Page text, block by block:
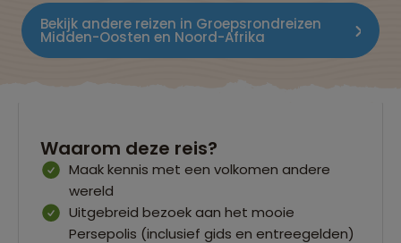
Bekijk andere reizen in Groepsrondreizen
Midden-Oosten en Noord-Afrika
Waarom deze reis?
Maak kennis met een volkomen andere
wereld
Uitgebreid bezoek aan het mooie
Persepolis (inclusief gids en entreegelden)